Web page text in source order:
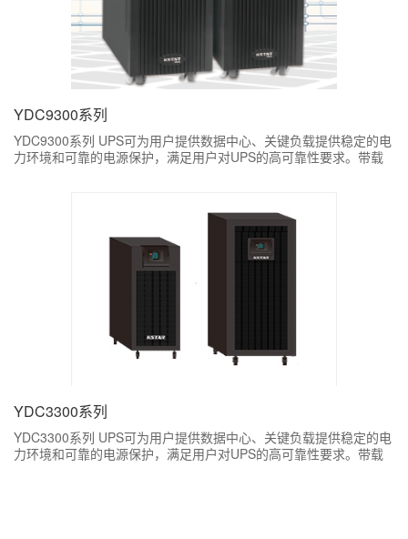
YDC9300系列
YDC9300系列 UPS可为用户提供数据中心、关键负载提供稳定的电
力环境和可靠的电源保护，满足用户对UPS的高可靠性要求。带载
YDC3300系列
YDC3300系列 UPS可为用户提供数据中心、关键负载提供稳定的电
力环境和可靠的电源保护，满足用户对UPS的高可靠性要求。带载